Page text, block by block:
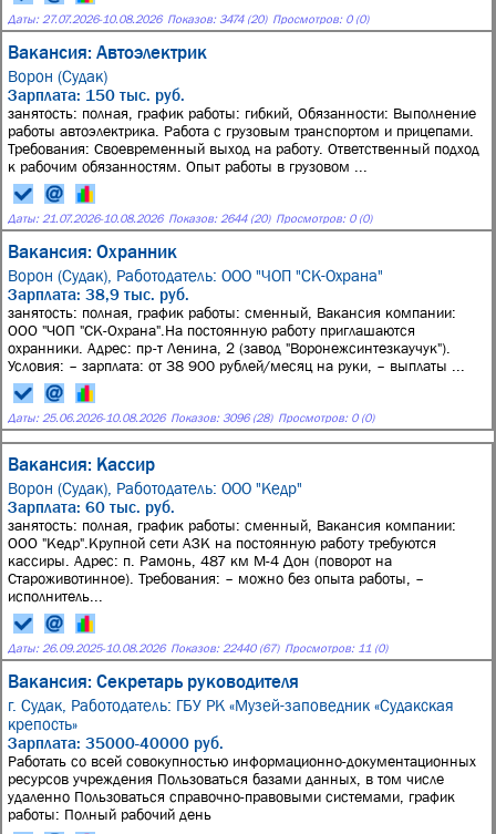
Даты: 27.07.2026-10.08.2026 Показов: 3474 (20) Просмотров: 0 (0)
Вакансия: Автоэлектрик
Ворон (Судак)
Зарплата: 150 тыс. руб.
занятость: полная, график работы: гибкий, Обязанности: Выполнение
работы автоэлектрика. Работа с грузовым транспортом и прицепами.
Требования: Своевременный выход на работу. Ответственный подход
к рабочим обязанностям. Опыт работы в грузовом ...
Даты: 21.07.2026-10.08.2026 Показов: 2644 (20) Просмотров: 0 (0)
Вакансия: Охранник
Ворон (Судак), Работодатель: ООО "ЧОП "СК-Охрана"
Зарплата: 38,9 тыс. руб.
занятость: полная, график работы: сменный, Вакансия компании:
ООО "ЧОП "СК-Охрана".На постоянную работу приглашаются
охранники. Адрес: пр-т Ленина, 2 (завод "Воронежсинтезкаучук").
Условия: – зарплата: от 38 900 рублей/месяц на руки, – выплаты ...
Даты: 25.06.2026-10.08.2026 Показов: 3096 (28) Просмотров: 0 (0)
Вакансия: Кассир
Ворон (Судак), Работодатель: ООО "Кедр"
Зарплата: 60 тыс. руб.
занятость: полная, график работы: сменный, Вакансия компании:
ООО "Кедр".Крупной сети АЗК на постоянную работу требуются
кассиры. Адрес: п. Рамонь, 487 км М-4 Дон (поворот на
Староживотинное). Требования: – можно без опыта работы, –
исполнитель...
Даты: 26.09.2025-10.08.2026 Показов: 22440 (67) Просмотров: 11 (0)
Вакансия: Секретарь руководителя
г. Судак, Работодатель: ГБУ РК «Музей-заповедник «Судакская
крепость»
Зарплата: 35000-40000 руб.
Работать со всей совокупностью информационно-документационных
ресурсов учреждения Пользоваться базами данных, в том числе
удаленно Пользоваться справочно-правовыми системами, график
работы: Полный рабочий день